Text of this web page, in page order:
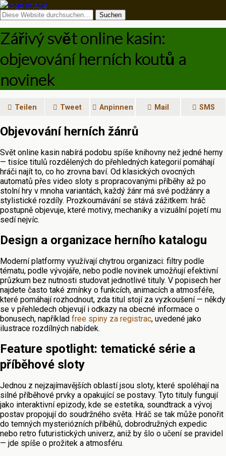
Zářivý svět online kasin:
objevování herních koutů a
novinek
Teilen Tweet Anpinnen Mail SMS
Objevování herních žánrů
Svět online kasin nabírá podobu spíše knihovny než jedné herny
— tisíce titulů rozdělených do přehledných kategorií pomáhají
hráči najít to, co ho zrovna baví. Od klasických ovocných
automatů přes video sloty s propracovanými příběhy až po
stolní hry v mnoha variantách, každý žánr má své podžánry a
stylistické rozdíly. Prozkoumávání se stává zážitkem: hráč
postupně objevuje, které motivy, mechaniky a vizuální pojetí mu
sedí nejvíc.
Design a organizace herního katalogu
Moderní platformy využívají chytrou organizaci: filtry podle
tématu, podle vývojáře, nebo podle novinek umožňují efektivní
průzkum bez nutnosti studovat jednotlivé tituly. V popisech her
najdete často také zmínky o funkcích, animacích a atmosféře,
které pomáhají rozhodnout, zda titul stojí za vyzkoušení — někdy
se v přehledech objevují i odkazy na obecné informace o
bonusech, například free spiny za registrac, uvedené jako
ilustrace rozdílných nabídek.
Feature spotlight: tematické série a
příběhové sloty
Jednou z nejzajímavějších oblastí jsou sloty, které spoléhají na
silné příběhové prvky a opakující se postavy. Tyto tituly fungují
jako interaktivní epizody, kde se estetika, soundtrack a vývoj
postav propojují do soudržného světa. Hráč se tak může ponořit
do temných mysteriózních příběhů, dobrodružných expedic
nebo retro futuristických univerz, aniž by šlo o učení se pravidel
— jde spíše o prožitek a atmosféru.